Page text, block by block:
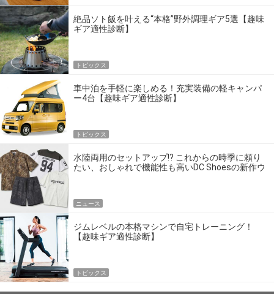
絶品ソト飯を叶える“本格”野外調理ギア5選【趣味
ギア適性診断】
トピックス
車中泊を手軽に楽しめる！充実装備の軽キャンパ
ー4台【趣味ギア適性診断】
トピックス
水陸両用のセットアップ!? これからの時季に頼り
たい、おしゃれで機能性も高いDC Shoesの新作ウ
ニュース
ジムレベルの本格マシンで自宅トレーニング！
【趣味ギア適性診断】
トピックス